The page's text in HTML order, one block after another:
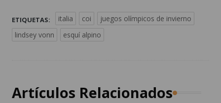
ETIQUETAS: italia coi
juegos olímpicos de invierno
lindsey vonn
esquí alpino
Artículos Relacionados